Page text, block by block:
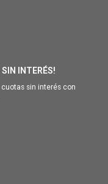
INTERÉS!
cuotas sin interés con